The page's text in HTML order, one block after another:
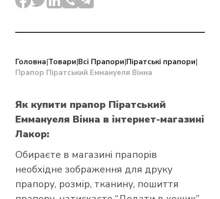
Головна|Товари|Всі Прапори|Піратські прапори|
Прапор Піратський Еммануеля Вінна
Як купити прапор Піратський
Еммануеля Вінна в інтернет-магазині
Лакор:
Обираєте в магазині прапорів
необхідне зображення для друку
прапору, розмір, тканину, пошиття